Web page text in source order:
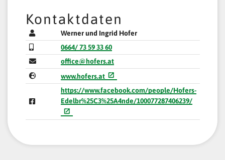
Kontaktdaten
Werner und Ingrid Hofer
0664/ 73 59 33 60
office@hofers.at
www.hofers.at
https://www.facebook.com/people/Hofers-
Edelbr%25C3%25A4nde/100077287406239/